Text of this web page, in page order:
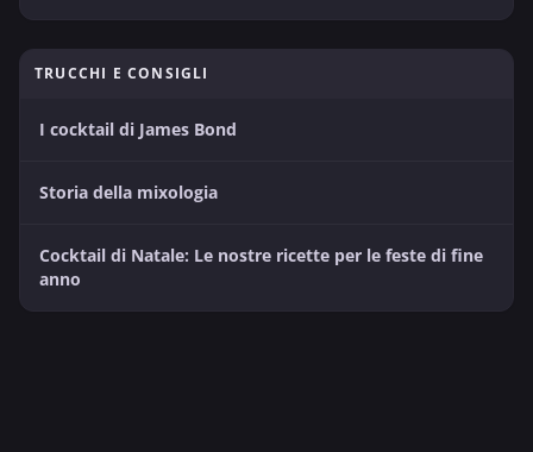
TRUCCHI E CONSIGLI
I cocktail di James Bond
Storia della mixologia
Cocktail di Natale: Le nostre ricette per le feste di fine
anno